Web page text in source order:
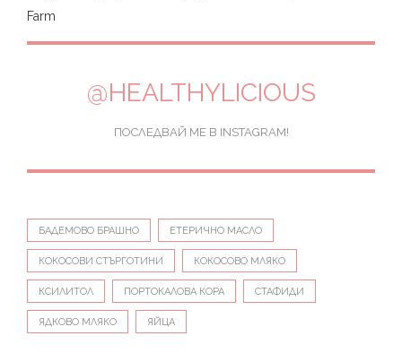
Farm
@HEALTHYLICIOUS
ПОСЛЕДВАЙ МЕ В INSTAGRAM!
БАДЕМОВО БРАШНО ЕТЕРИЧНО МАСЛО
КОКОСОВИ СТЪРГОТИНИ КОКОСОВО МЛЯКО
КСИЛИТОЛ ПОРТОКАЛОВА КОРА СТАФИДИ
ЯДКОВО МЛЯКО ЯЙЦА